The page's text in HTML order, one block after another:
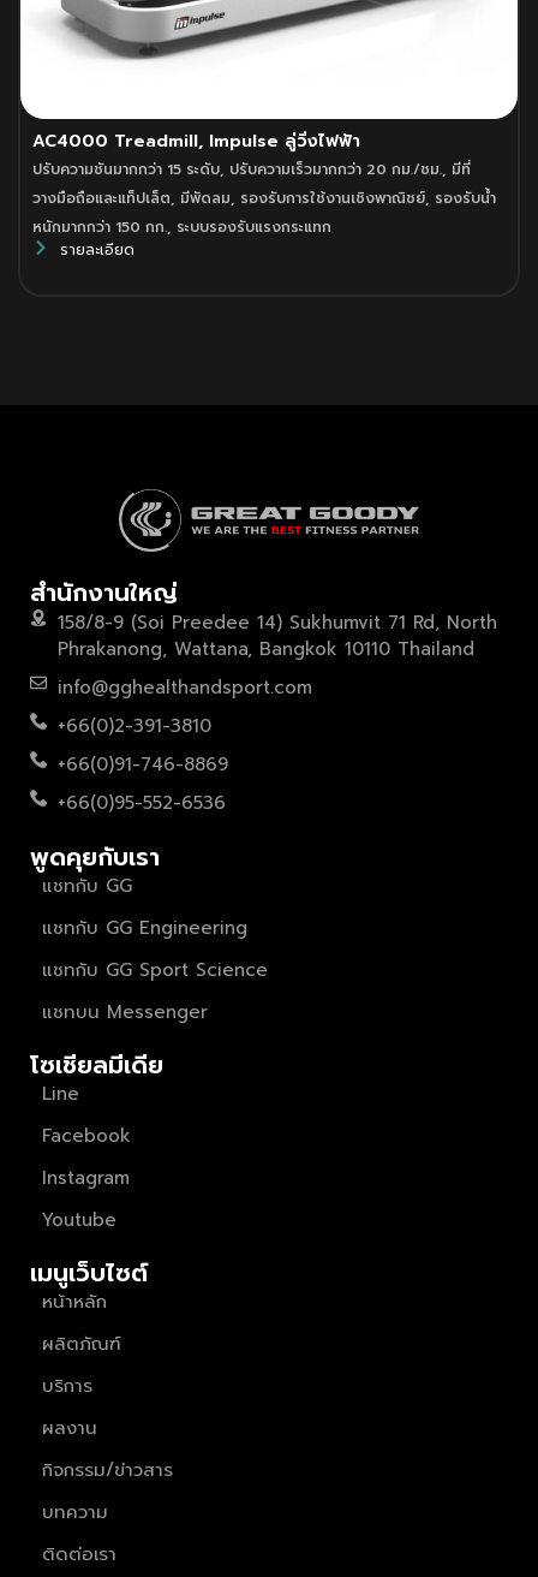
AC4000 Treadmill, Impulse ลู่วิ่งไฟฟ้า
ปรับความชันมากกว่า 15 ระดับ, ปรับความเร็วมากกว่า 20 กม./ชม., มีที่
วางมือถือและแท็ปเล็ต, มีพัดลม, รองรับการใช้งานเชิงพาณิชย์, รองรับน้ำ
หนักมากกว่า 150 กก., ระบบรองรับแรงกระแทก
รายละเอียด
สำนักงานใหญ่
158/8-9 (Soi Preedee 14) Sukhumvit 71 Rd, North
Phrakanong, Wattana, Bangkok 10110 Thailand
info@gghealthandsport.com
+66(0)2-391-3810
+66(0)91-746-8869
+66(0)95-552-6536
พูดคุยกับเรา
แชทกับ GG
แชทกับ GG Engineering
แชทกับ GG Sport Science
แชทบน Messenger
โซเชียลมีเดีย
Line
Facebook
Instagram
Youtube
เมนูเว็บไซต์
หน้าหลัก
ผลิตภัณฑ์
บริการ
ผลงาน
กิจกรรม/ข่าวสาร
บทความ
ติดต่อเรา